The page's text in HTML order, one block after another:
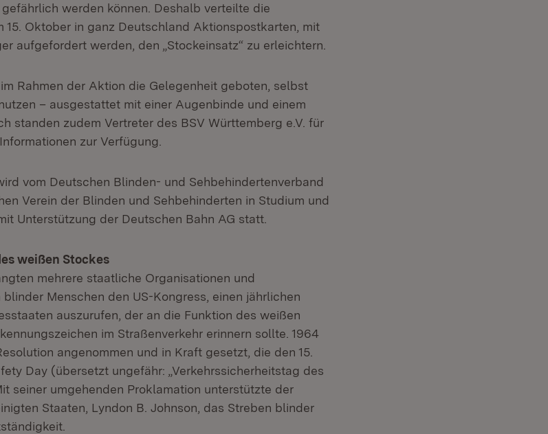
werden können. Deshalb verteilte die
15. Oktober in ganz Deutschland Aktionspostkarten, mit
aufgefordert werden, den „Stockeinsatz“ zu erleichtern.
Rahmen der Aktion die Gelegenheit geboten, selbst
– ausgestattet mit einer Augenbinde und einem
standen zudem Vertreter des BSV Württemberg e.V. für
zur Verfügung.
vom Deutschen Blinden- und Sehbehindertenverband
Verein der Blinden und Sehbehinderten in Studium und
Unterstützung der Deutschen Bahn AG statt.
weißen Stockes
mehrere staatliche Organisationen und
Menschen den US-Kongress, einen jährlichen
auszurufen, der an die Funktion des weißen
im Straßenverkehr erinnern sollte. 1964
angenommen und in Kraft gesetzt, die den 15.
Day (übersetzt ungefähr: „Verkehrssicherheitstag des
seiner umgehenden Proklamation unterstützte der
Staaten, Lyndon B. Johnson, das Streben blinder